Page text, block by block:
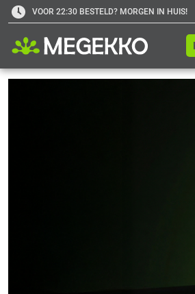
VOOR 22:30 BESTELD? MORGEN IN HUIS!